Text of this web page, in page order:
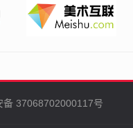
备 37068702000117号